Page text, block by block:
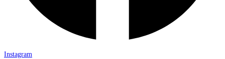
Instagram